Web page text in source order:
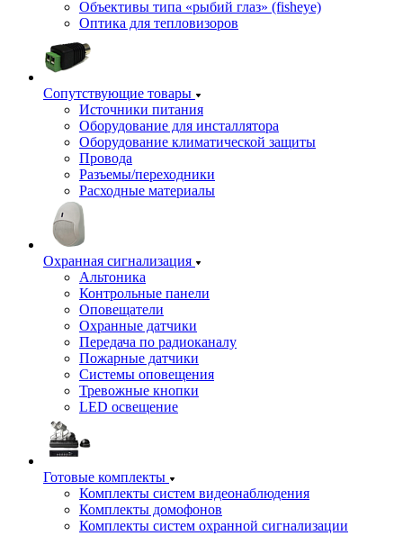
Объективы типа «рыбий глаз» (fisheye)
Оптика для тепловизоров
Сопутствующие товары
Источники питания
Оборудование для инсталлятора
Оборудование климатической защиты
Провода
Разъемы/переходники
Расходные материалы
Охранная сигнализация
Альтоника
Контрольные панели
Оповещатели
Охранные датчики
Передача по радиоканалу
Пожарные датчики
Системы оповещения
Тревожные кнопки
LED освещение
Готовые комплекты
Комплекты систем видеонаблюдения
Комплекты домофонов
Комплекты систем охранной сигнализации